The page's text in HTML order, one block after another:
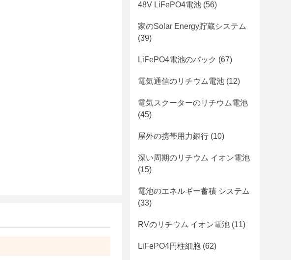
48V LiFePO4電池 (56)
家のSolar Energy貯蔵システム
(39)
LiFePO4電池のパック (67)
電気通信のリチウム電池 (12)
電気スクーターのリチウム電池
(45)
屋外の携帯用力銀行 (10)
深い周期のリチウム イオン電池
(15)
電池のエネルギー蓄積 システム
(33)
RVのリチウム イオン電池 (11)
LiFePO4円柱細胞 (62)